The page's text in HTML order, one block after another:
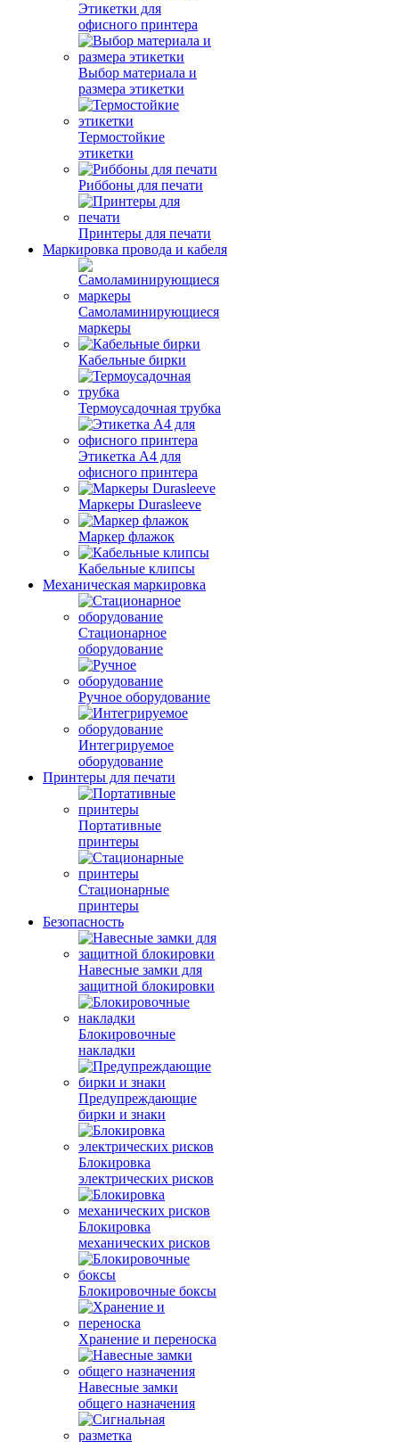
Этикетки для
офисного принтера
Выбор материала и
размера этикетки
Термостойкие
этикетки
Риббоны для печати
Принтеры для печати
Маркировка провода и кабеля
Самоламинирующиеся
маркеры
Кабельные бирки
Термоусадочная трубка
Этикетка А4 для
офисного принтера
Маркеры Durasleeve
Маркер флажок
Кабельные клипсы
Механическая маркировка
Стационарное
оборудование
Ручное оборудование
Интегрируемое
оборудование
Принтеры для печати
Портативные
принтеры
Стационарные
принтеры
Безопасность
Навесные замки для
защитной блокировки
Блокировочные
накладки
Предупреждающие
бирки и знаки
Блокировка
электрических рисков
Блокировка
механических рисков
Блокировочные боксы
Хранение и переноска
Навесные замки
общего назначения